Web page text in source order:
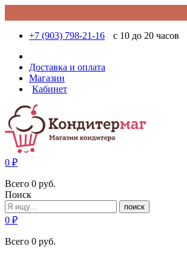
+7 (903) 798-21-16 с 10 до 20 часов
Доставка и оплата
Магазин
Кабинет
0 ₽
Всего 0 руб.
Поиск
поиск
0 ₽
Всего 0 руб.